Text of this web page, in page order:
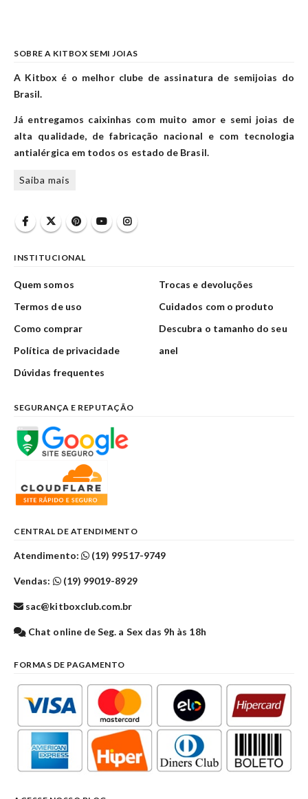
SOBRE A KITBOX SEMI JOIAS
A Kitbox é o melhor clube de assinatura de semijoias do
Brasil.
Já entregamos caixinhas com muito amor e semi joias de
alta qualidade, de fabricação nacional e com tecnologia
antialérgica em todos os estado de Brasil.
Saiba mais
INSTITUCIONAL
Quem somos
Termos de uso
Como comprar
Política de privacidade
Dúvidas frequentes
Trocas e devoluções
Cuidados com o produto
Descubra o tamanho do seu
anel
SEGURANÇA E REPUTAÇÃO
CENTRAL DE ATENDIMENTO
Atendimento: (19) 99517-9749
Vendas: (19) 99019-8929
sac@kitboxclub.com.br
Chat online de Seg. a Sex das 9h às 18h
FORMAS DE PAGAMENTO